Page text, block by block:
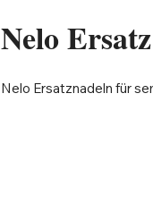
Nelo
Nelo Ersatznadeln für